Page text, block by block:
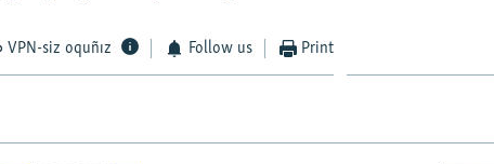
VPN-siz oquñız Follow us Print